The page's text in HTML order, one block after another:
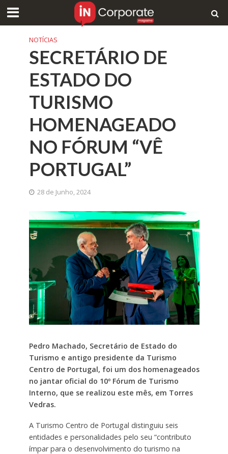
NOTÍCIAS
SECRETÁRIO DE
ESTADO DO
TURISMO
HOMENAGEADO
NO FÓRUM “VÊ
PORTUGAL”
28 de Junho, 2024
Pedro Machado, Secretário de Estado do
Turismo e antigo presidente da Turismo
Centro de Portugal, foi um dos homenageados
no jantar oficial do 10º Fórum de Turismo
Interno, que se realizou este mês, em Torres
Vedras.
A Turismo Centro de Portugal distinguiu seis
entidades e personalidades pelo seu “contributo
ímpar para o desenvolvimento do turismo na